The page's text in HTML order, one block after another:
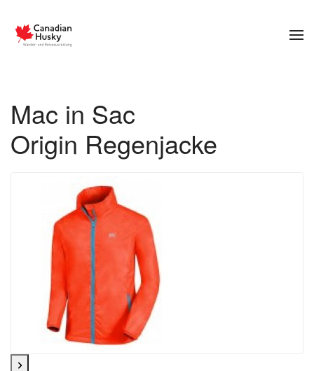
Zum Hauptinhalt springen
Mac in Sac
Origin Regenjacke